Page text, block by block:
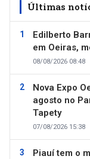
Últimas
Edilberto
em Oeiras,
08/08/2026 08:48
Nova Expo
agosto no
Tapety
07/08/2026 15:38
Piauí tem o